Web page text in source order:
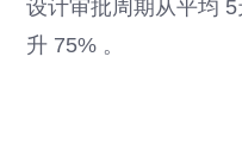
设计审批周期从平均
升 75% 。